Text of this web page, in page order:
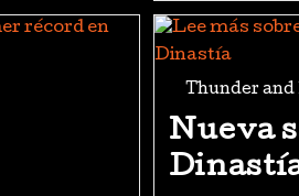
Thunder and
Nueva